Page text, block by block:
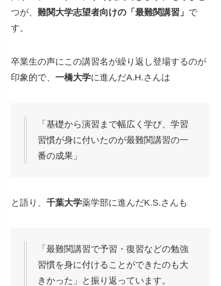
つが、難関大学志望者向けの「最難関講習」 で
す。
卒業生の声にこの講習名が繰り返し登場するのが
印象的で、一橋大学に進んだA.H.さんは
「基礎から演習まで幅広く学び、学習
習慣が身に付いたのが最難関講習の一
番の成果」
と語り、千葉大学薬学部に進んだK.S.さんも
「最難関講習で予習・復習などの勉強
習慣を身に付けることができたのも大
きかった」と振り返っています。